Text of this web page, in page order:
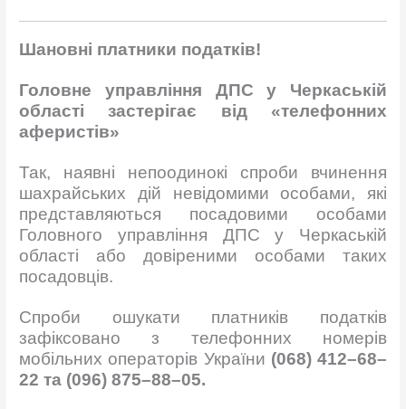
Шановні платники податків!
Головне управління ДПС у Черкаській
області застерігає
від«телефонних
аферистів»
Так, наявні непоодинокі спроби вчинення
шахрайських дій невідомими особами, які
представляються посадовими особами
Головного управління ДПС у Черкаській
області або довіреними особами таких
посадовців.
Спроби ошукати платників податків
зафіксовано з телефонних номерів
мобільних операторів України (068) 412–68–
22 та (096)875–88–05.